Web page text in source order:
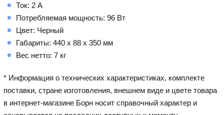
Ток: 2 А
Потребляемая мощность: 96 Вт
Цвет: Черный
Габариты: 440 x 88 x 350 мм
Вес нетто: 7 кг
* Информация о технических характеристиках, комплекте
поставки, стране изготовления, внешнем виде и цвете товара
в интернет-магазине Борн носит справочный характер и